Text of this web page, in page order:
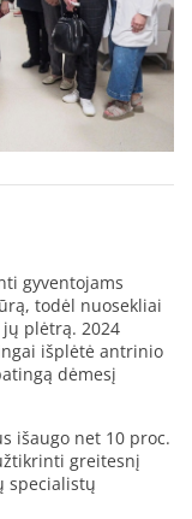
gyventojams
todėl nuosekliai
plėtrą. 2024
išplėtė antrinio
dėmesį
išaugo net 10 proc.
greitesnį
specialistų